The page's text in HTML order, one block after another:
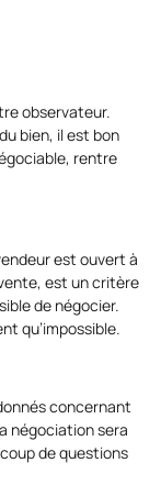
observateur.
bien, il est bon
rentre
est ouvert à
est un critère
de négocier.
qu’impossible.
concernant
négociation sera
de questions